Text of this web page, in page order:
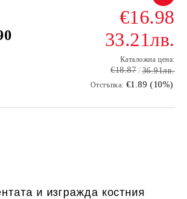
€16.98
33.21лв.
Каталожна цена:
€18.87 36.91лв.
Отстъпка: €1.89 (10%)
и изгражда костния